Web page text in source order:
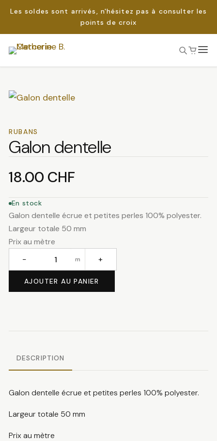
Les soldes sont arrivés, n'hésitez pas à consulter les
points de croix
Passer
RUBANS
Galon dentelle
18.00 CHF
En stock
Galon dentelle écrue et petites perles 100% polyester.
Largeur totale 50 mm
Prix au mètre
Galon
− m +
AJOUTER AU PANIER
DESCRIPTION
Galon dentelle écrue et petites perles 100% polyester.
Largeur totale 50 mm
Prix au mètre